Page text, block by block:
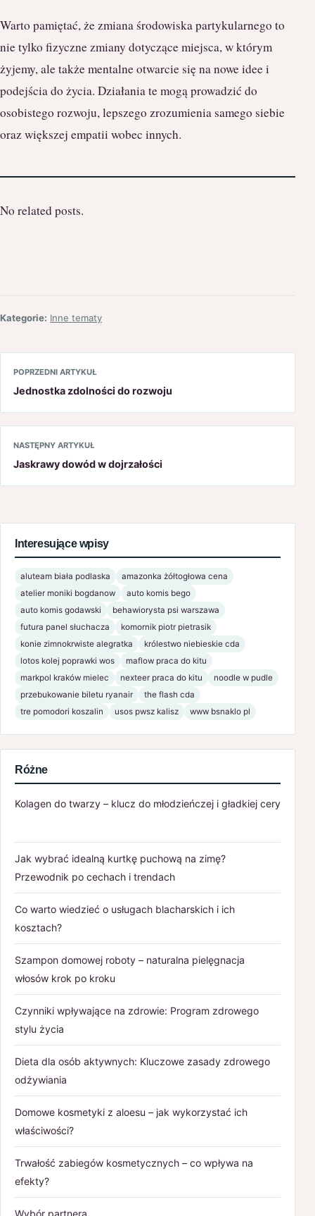
Warto pamiętać, że zmiana środowiska partykularnego to
nie tylko fizyczne zmiany dotyczące miejsca, w którym
żyjemy, ale także mentalne otwarcie się na nowe idee i
podejścia do życia. Działania te mogą prowadzić do
osobistego rozwoju, lepszego zrozumienia samego siebie
oraz większej empatii wobec innych.
No related posts.
Kategorie: Inne tematy
POPRZEDNI ARTYKUŁ
Jednostka zdolności do rozwoju
NASTĘPNY ARTYKUŁ
Jaskrawy dowód w dojrzałości
Interesujące wpisy
aluteam biała podlaska
amazonka żółtogłowa cena
atelier moniki bogdanow
auto komis bego
auto komis godawski
behawiorysta psi warszawa
futura panel słuchacza
komornik piotr pietrasik
konie zimnokrwiste alegratka
królestwo niebieskie cda
lotos kolej poprawki wos
maflow praca do kitu
markpol kraków mielec
nexteer praca do kitu
noodle w pudle
przebukowanie biletu ryanair
the flash cda
tre pomodori koszalin
usos pwsz kalisz www bsnaklo pl
Różne
Kolagen do twarzy – klucz do młodzieńczej i gładkiej cery
Jak wybrać idealną kurtkę puchową na zimę?
Przewodnik po cechach i trendach
Co warto wiedzieć o usługach blacharskich i ich
kosztach?
Szampon domowej roboty – naturalna pielęgnacja
włosów krok po kroku
Czynniki wpływające na zdrowie: Program zdrowego
stylu życia
Dieta dla osób aktywnych: Kluczowe zasady zdrowego
odżywiania
Domowe kosmetyki z aloesu – jak wykorzystać ich
właściwości?
Trwałość zabiegów kosmetycznych – co wpływa na
efekty?
Wybór partnera